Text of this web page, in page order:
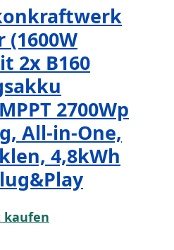
(1600W
2x B160
2700Wp
All-in-One,
4,8kWh
kaufen